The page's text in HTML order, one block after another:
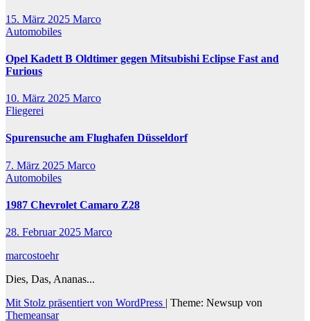
15. März 2025 Marco
Automobiles
Opel Kadett B Oldtimer gegen Mitsubishi Eclipse Fast and
Furious
10. März 2025 Marco
Fliegerei
Spurensuche am Flughafen Düsseldorf
7. März 2025 Marco
Automobiles
1987 Chevrolet Camaro Z28
28. Februar 2025 Marco
marcostoehr
Dies, Das, Ananas...
Mit Stolz präsentiert von WordPress | Theme: Newsup von
Themeansar